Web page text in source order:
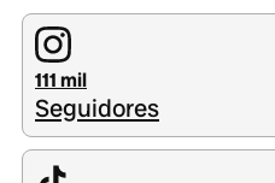
111 mil
Seguidores